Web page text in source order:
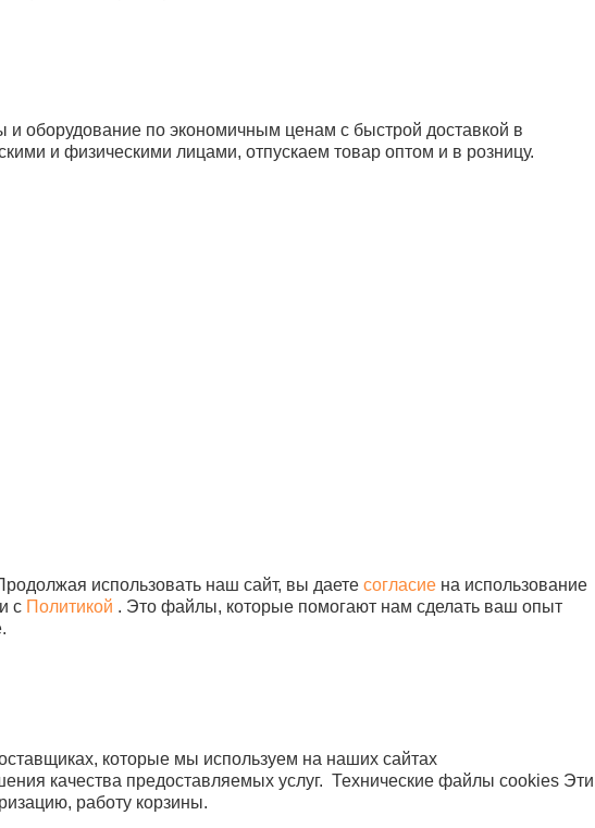
оборудование по экономичным ценам с быстрой доставкой в
и физическими лицами, отпускаем товар оптом и в розницу.
использовать наш сайт, вы даете согласие на использование
с Политикой . Это файлы, которые помогают нам сделать ваш опыт
которые мы используем на наших сайтах
качества предоставляемых услуг. Технические файлы cookies Эти
работу корзины.